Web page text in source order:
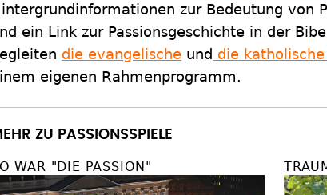
zur Bedeutung von
ein Link zur Passionsgeschichte in der
die evangelische und die
eigenen Rahmenprogramm.
ZU PASSIONSSPIELE
WAR "DIE PASSION"